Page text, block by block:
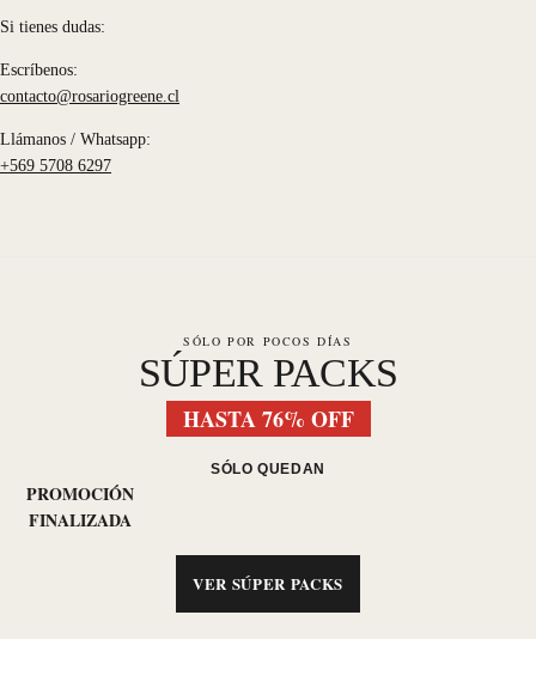
Si tienes dudas:
Escríbenos:
contacto@rosariogreene.cl
Llámanos / Whatsapp:
+569 5708 6297
SÓLO POR POCOS DÍAS
SÚPER PACKS
HASTA 76% OFF
SÓLO QUEDAN
PROMOCIÓN
FINALIZADA
VER SÚPER PACKS